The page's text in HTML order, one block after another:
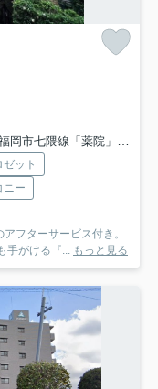
岡市七隈線「薬院」駅 徒歩12分
ット
ニー
フターサービス付き。
手がける『... もっと見る